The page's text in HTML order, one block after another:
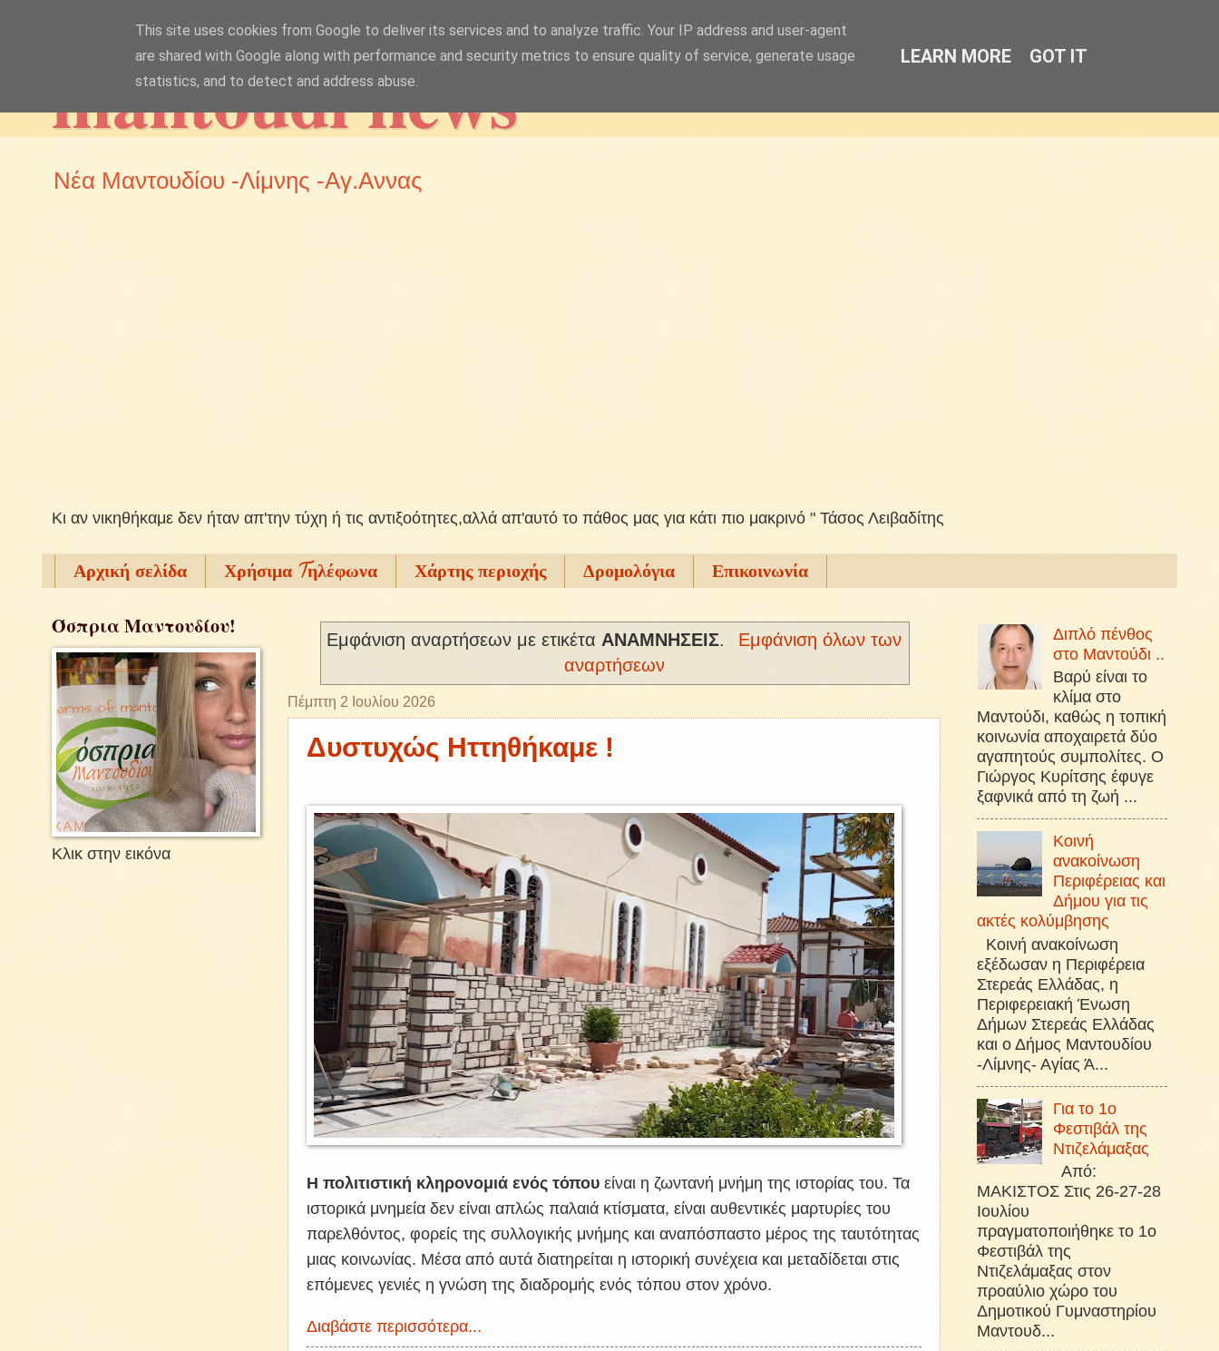
mantoudi news
Νέα Μαντουδίου -Λίμνης -Αγ.Αννας
Kι αν νικηθήκαμε δεν ήταν απ'την τύχη ή τις αντιξοότητες,αλλά απ'αυτό το πάθος μας για κάτι πιο μακρινό " Τάσος Λειβαδίτης
Αρχική σελίδα Χρήσιμα Tηλέφωνα Χάρτης περιοχής Δρομολόγια Επικοινωνία
Εμφάνιση αναρτήσεων με ετικέτα ΑΝΑΜΝΗΣΕΙΣ.
Εμφάνιση όλων των
αναρτήσεων
Πέμπτη 2 Ιουλίου 2026
Δυστυχώς Ηττηθήκαμε !
Η πολιτιστική κληρονομιά ενός τόπου είναι η ζωντανή μνήμη της ιστορίας του. Τα
ιστορικά μνημεία δεν είναι απλώς παλαιά κτίσματα, είναι αυθεντικές μαρτυρίες του
παρελθόντος, φορείς της συλλογικής μνήμης και αναπόσπαστο μέρος της ταυτότητας
μιας κοινωνίας. Μέσα από αυτά διατηρείται η ιστορική συνέχεια και μεταδίδεται στις
επόμενες γενιές η γνώση της διαδρομής ενός τόπου στον χρόνο.
Διαβάστε περισσότερα...
Όσπρια Μαντουδίου!
Κλικ στην εικόνα
Διπλό πένθος
στο Μαντούδι ..
Βαρύ είναι το
κλίμα στο
Μαντούδι, καθώς η τοπική
κοινωνία αποχαιρετά δύο
αγαπητούς συμπολίτες. Ο
Γιώργος Κυρίτσης έφυγε
ξαφνικά από τη ζωή ...
Κοινή
ανακοίνωση
Περιφέρειας και
Δήμου για τις
ακτές κολύμβησης
Κοινή ανακοίνωση
εξέδωσαν η Περιφέρεια
Στερεάς Ελλάδας, η
Περιφερειακή Ένωση
Δήμων Στερεάς Ελλάδας
και ο Δήμος Μαντουδίου
-Λίμνης- Αγίας Ά...
Για το 1ο
Φεστιβάλ της
Ντιζελάμαξας
Από:
ΜΑΚΙΣΤΟΣ Στις 26-27-28
Ιουλίου
πραγματοποιήθηκε το 1ο
Φεστιβάλ της
Ντιζελάμαξας στον
προαύλιο χώρο του
Δημοτικού Γυμναστηρίου
Μαντουδ...
This site uses cookies from Google to deliver its services and to analyze traffic. Your IP address and user-agent
are shared with Google along with performance and security metrics to ensure quality of service, generate usage
statistics, and to detect and address abuse.
LEARN MORE GOT IT